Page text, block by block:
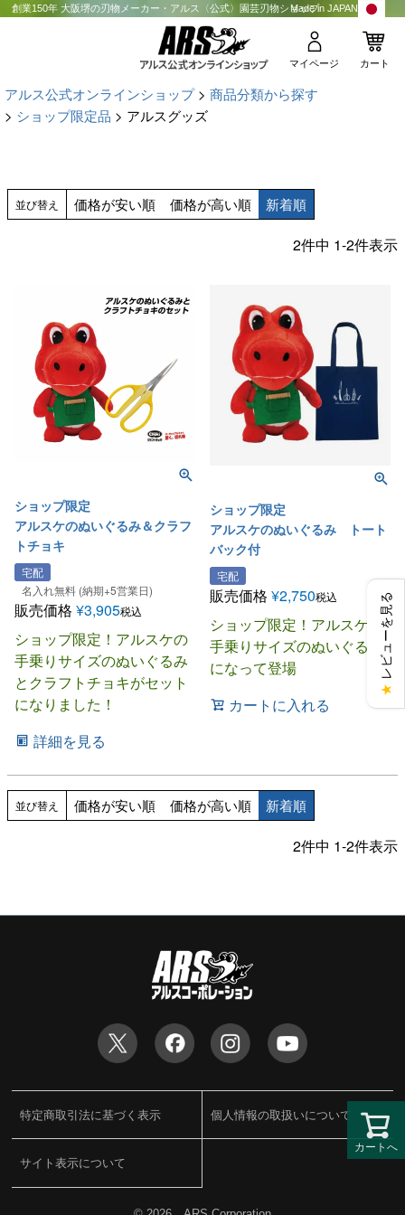
創業150年 大阪堺の刃物メーカー・アルス〈公式〉園芸刃物ショップMade in JAPAN
マイページ カート
アルス公式オンラインショップ
商品分類から探す
ショップ限定品
アルスグッズ
並び替え 価格が安い順 価格が高い順 新着順
2件中 1-2件表示
ショップ限定
アルスケのぬいぐるみ＆クラフ
トチョキ
宅配
名入れ無料 (納期+5営業日)
販売価格 ¥3,905税込
ショップ限定！アルスケの
手乗りサイズのぬいぐるみ
とクラフトチョキがセット
になりました！
詳細を見る
ショップ限定
アルスケのぬいぐるみ トート
バック付
宅配
販売価格 ¥2,750税込
ショップ限定！アルスケが
手乗りサイズのぬいぐるみ
になって登場
カートに入れる
並び替え 価格が安い順 価格が高い順 新着順
2件中 1-2件表示
カートへ
特定商取引法に基づく表示 個人情報の取扱いについて
サイト表示について
★
レビューを見る